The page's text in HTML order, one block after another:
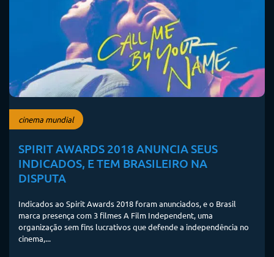
cinema mundial
SPIRIT AWARDS 2018 ANUNCIA SEUS
INDICADOS, E TEM BRASILEIRO NA
DISPUTA
Indicados ao Spirit Awards 2018 foram anunciados, e o Brasil
marca presença com 3 filmes A Film Independent, uma
organização sem fins lucrativos que defende a independência no
cinema,...